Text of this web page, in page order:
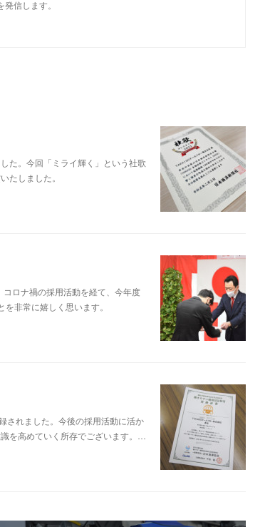
信します。
た。今回「ミライ輝く」という社歌
たしました。
ロナ禍の採用活動を経て、今年度
非常に嬉しく思います。
されました。今後の採用活動に活か
を高めていく所存でございます。…